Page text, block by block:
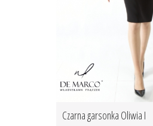
Czarna garsonka Oliwia I